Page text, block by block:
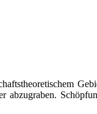
abzugraben.